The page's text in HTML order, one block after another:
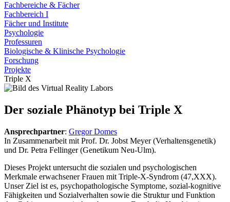
Fachbereiche & Fächer
Fachbereich I
Fächer und Institute
Psychologie
Professuren
Biologische & Klinische Psychologie
Forschung
Projekte
Triple X
Der soziale Phänotyp bei Triple X
Ansprechpartner: Gregor Domes
In Zusammenarbeit mit Prof. Dr. Jobst Meyer (Verhaltensgenetik)
und Dr. Petra Fellinger (Genetikum Neu-Ulm).
Dieses Projekt untersucht die sozialen und psychologischen
Merkmale erwachsener Frauen mit Triple-X-Syndrom (47,XXX).
Unser Ziel ist es, psychopathologische Symptome, sozial-kognitive
Fähigkeiten und Sozialverhalten sowie die Struktur und Funktion